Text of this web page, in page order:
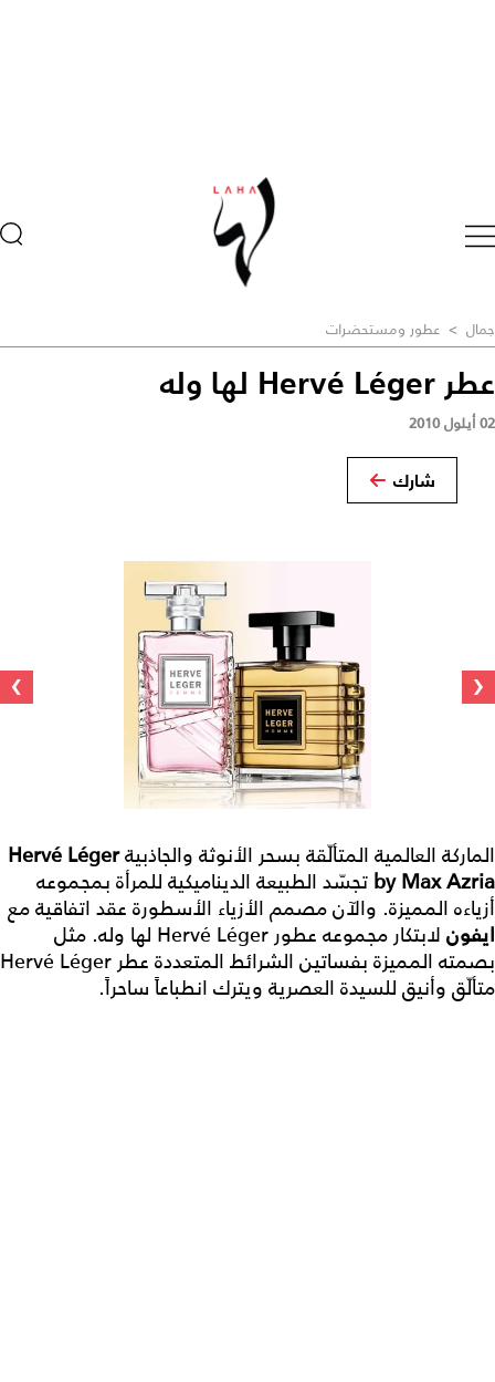
جمال > عطور ومستحضرات
عطر Hervé Léger لها وله
02 أيلول 2010
شارك
‹
›
الماركة العالمية المتألّقة بسحر الأنوثة والجاذبيةHervé Léger
by Max Azria تجسّد الطبيعة الديناميكية للمرأة بمجموعه
أزياءه المميزة. والآن مصمم الأزياء الأسطورة عقد اتفاقية مع
ايفون
لابتكار مجموعه عطور Hervé Léger لها وله. مثل
بصمته المميزة بفساتين الشرائط المتعددة عطر Hervé Léger
متألّق وأنيق للسيدة العصرية ويترك انطباعاً ساحراً.